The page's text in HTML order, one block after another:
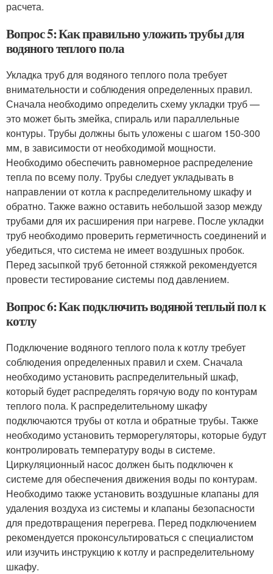
расчета.
Вопрос 5: Как правильно уложить трубы для
водяного теплого пола
Укладка труб для водяного теплого пола требует
внимательности и соблюдения определенных правил.
Сначала необходимо определить схему укладки труб —
это может быть змейка, спираль или параллельные
контуры. Трубы должны быть уложены с шагом 150-300
мм, в зависимости от необходимой мощности.
Необходимо обеспечить равномерное распределение
тепла по всему полу. Трубы следует укладывать в
направлении от котла к распределительному шкафу и
обратно. Также важно оставить небольшой зазор между
трубами для их расширения при нагреве. После укладки
труб необходимо проверить герметичность соединений и
убедиться, что система не имеет воздушных пробок.
Перед засыпкой труб бетонной стяжкой рекомендуется
провести тестирование системы под давлением.
Вопрос 6: Как подключить водяной теплый пол к
котлу
Подключение водяного теплого пола к котлу требует
соблюдения определенных правил и схем. Сначала
необходимо установить распределительный шкаф,
который будет распределять горячую воду по контурам
теплого пола. К распределительному шкафу
подключаются трубы от котла и обратные трубы. Также
необходимо установить терморегуляторы, которые будут
контролировать температуру воды в системе.
Циркуляционный насос должен быть подключен к
системе для обеспечения движения воды по контурам.
Необходимо также установить воздушные клапаны для
удаления воздуха из системы и клапаны безопасности
для предотвращения перегрева. Перед подключением
рекомендуется проконсультироваться с специалистом
или изучить инструкцию к котлу и распределительному
шкафу.